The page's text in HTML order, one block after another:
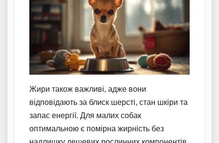
Жири також важливі, адже вони
відповідають за блиск шерсті, стан шкіри та
запас енергії. Для малих собак
оптимальною є помірна жирність без